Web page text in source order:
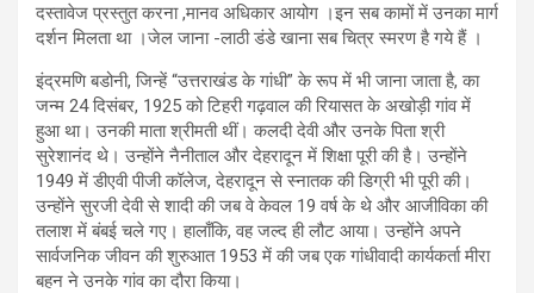
दस्तावेज प्रस्तुत करना ,मानव अधिकार आयोग ।इन सब कामों में उनका मार्ग
दर्शन मिलता था ।जेल जाना -लाठी डंडे खाना सब चित्र स्मरण है गये हैं ।
इंद्रमणि बडोनी, जिन्हें “उत्तराखंड के गांधी” के रूप में भी जाना जाता है, का
जन्म 24 दिसंबर, 1925 को टिहरी गढ़वाल की रियासत के अखोड़ी गांव में
हुआ था। उनकी माता श्रीमती थीं। कलदी देवी और उनके पिता श्री
सुरेशानंद थे। उन्होंने नैनीताल और देहरादून में शिक्षा पूरी की है। उन्होंने
1949 में डीएवी पीजी कॉलेज, देहरादून से स्नातक की डिग्री भी पूरी की।
उन्होंने सुरजी देवी से शादी की जब वे केवल 19 वर्ष के थे और आजीविका की
तलाश में बंबई चले गए। हालाँकि, वह जल्द ही लौट आया। उन्होंने अपने
सार्वजनिक जीवन की शुरुआत 1953 में की जब एक गांधीवादी कार्यकर्ता मीरा
बहन ने उनके गांव का दौरा किया।